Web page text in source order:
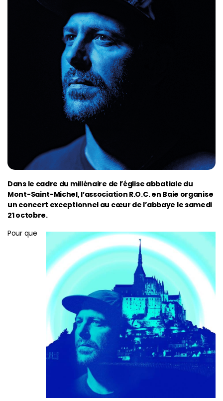
Dans le cadre du millénaire de l’église abbatiale du
Mont-Saint-Michel, l’association R.O.C. en Baie organise
un concert exceptionnel au cœur de l’abbaye le samedi
21 octobre.
Pour que